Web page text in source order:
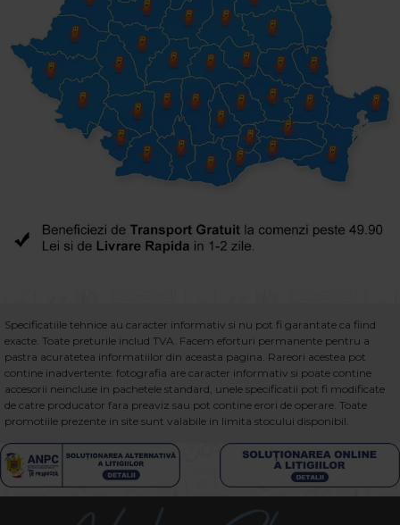
Specificatiile tehnice au caracter informativ si nu pot fi garantate ca fiind
exacte. Toate preturile includ TVA. Facem eforturi permanente pentru a
pastra acuratetea informatiilor din aceasta pagina. Rareori acestea pot
contine inadvertente: fotografia are caracter informativ si poate contine
accesorii neincluse in pachetele standard, unele specificatii pot fi modificate
de catre producator fara preaviz sau pot contine erori de operare. Toate
promotiile prezente in site sunt valabile in limita stocului disponibil.